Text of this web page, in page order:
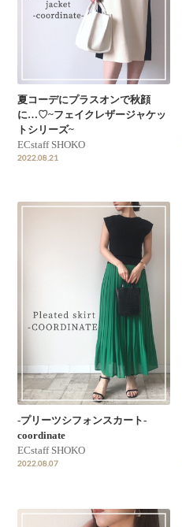
夏コーデにプラスオンで秋顔
に…♡~フェイクレザージャケッ
トシリーズ~
ECstaff SHOKO
2022.08.21
-プリーツシフォンスカート-
coordinate
ECstaff SHOKO
2022.08.07